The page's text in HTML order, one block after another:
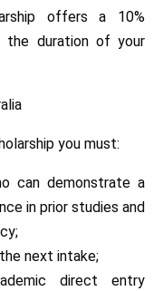
offers a 10%
duration of your
you must:
can demonstrate a
in prior studies and
next intake;
direct entry